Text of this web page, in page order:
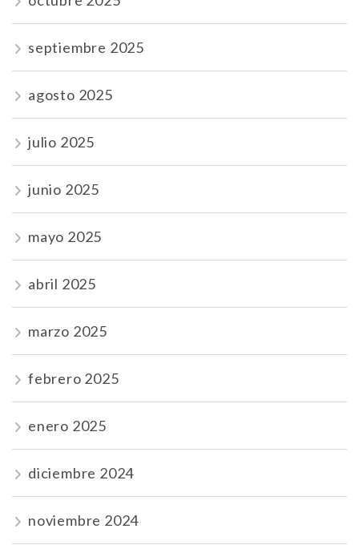
septiembre 2025
agosto 2025
julio 2025
junio 2025
mayo 2025
abril 2025
marzo 2025
febrero 2025
enero 2025
diciembre 2024
noviembre 2024